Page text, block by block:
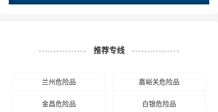
- 万信物流平凉物流业务部秉承“用心呵护，值得托付”的服
推荐专线
兰州危险品 嘉峪关危险品
金昌危险品 白银危险品